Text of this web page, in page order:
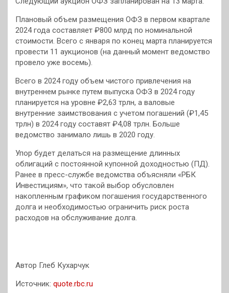
Плановый объем размещения ОФЗ в первом квартале
2024 года составляет ₽800 млрд по номинальной
стоимости. Всего с января по конец марта планируется
провести 11 аукционов (на данный момент ведомство
провело уже восемь).
Всего в 2024 году объем чистого привлечения на
внутреннем рынке путем выпуска ОФЗ в 2024 году
планируется на уровне ₽2,63 трлн, а валовые
внутренние заимствования с учетом погашений (₽1,45
трлн) в 2024 году составят ₽4,08 трлн. Больше
ведомство занимало лишь в 2020 году.
Упор будет делаться на размещение длинных
облигаций с постоянной купонной доходностью (ПД).
Ранее в пресс-службе ведомства объясняли «РБК
Инвестициям», что такой выбор обусловлен
накопленным графиком погашения государственного
долга и необходимостью ограничить риск роста
расходов на обслуживание долга.
Автор Глеб Кухарчук
Источник: quote.rbc.ru